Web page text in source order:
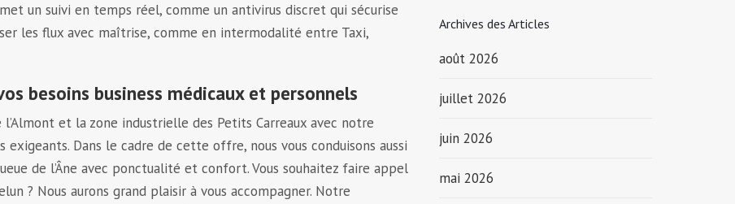
un suivi en temps réel, comme un antivirus discret qui sécurise
les flux avec maîtrise, comme en intermodalité entre Taxi,
besoins business médicaux et personnels
et la zone industrielle des Petits Carreaux avec notre
Dans le cadre de cette offre, nous vous conduisons aussi
de l’Âne avec ponctualité et confort. Vous souhaitez faire appel
? Nous aurons grand plaisir à vous accompagner. Notre
Archives des Articles
août 2026
juillet 2026
juin 2026
mai 2026